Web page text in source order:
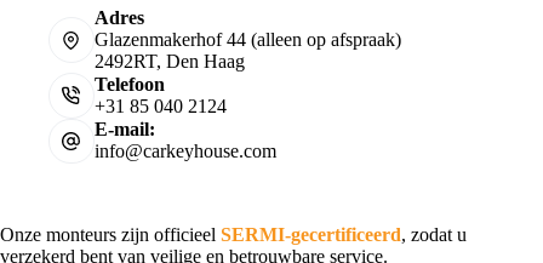
Adres
Glazenmakerhof 44 (alleen op afspraak)
2492RT, Den Haag
Telefoon
+31 85 040 2124
E-mail:
info@carkeyhouse.com
Onze monteurs zijn officieel SERMI-gecertificeerd, zodat u
verzekerd bent van veilige en betrouwbare service.